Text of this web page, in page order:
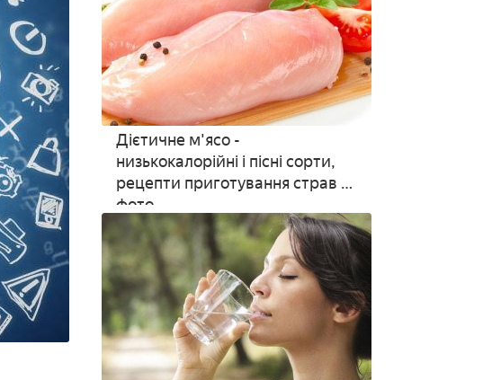
Дієтичне м'ясо -
низькокалорійні і пісні сорти,
рецепти приготування страв з
фото